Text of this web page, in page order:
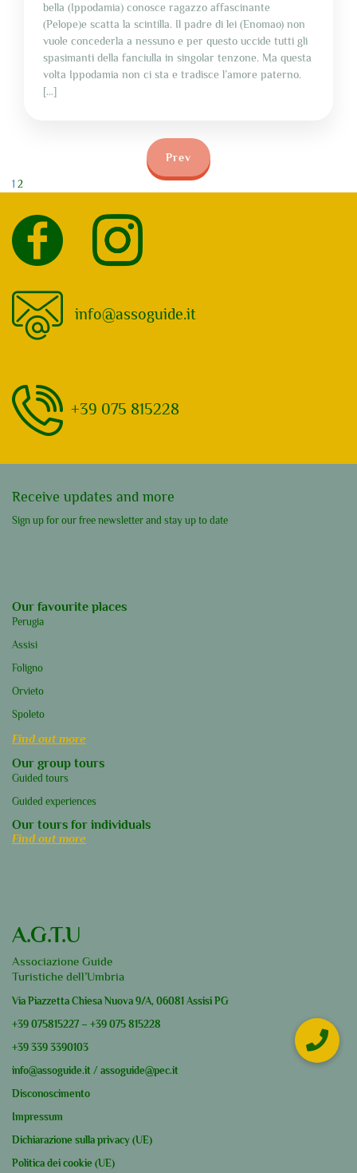
bella (Ippodamia) conosce ragazzo affascinante
(Pelope)e scatta la scintilla. Il padre di lei (Enomao) non
vuole concederla a nessuno e per questo uccide tutti gli
spasimanti della fanciulla in singolar tenzone. Ma questa
volta Ippodamia non ci sta e tradisce l’amore paterno.
[…]
Prev
1 2
info@assoguide.it
+39 075 815228
Receive updates and more
Sign up for our free newsletter and stay up to date
Our favourite places
Perugia
Assisi
Foligno
Orvieto
Spoleto
Find out more
Our group tours
Guided tours
Guided experiences
Our tours for individuals
Find out more
A.G.T.U
Associazione Guide
Turistiche dell’Umbria
Via Piazzetta Chiesa Nuova 9/A, 06081 Assisi PG
+39 075815227 – +39 075 815228
+39 339 3390103
info@assoguide.it / assoguide@pec.it
Disconoscimento
Impressum
Dichiarazione sulla privacy (UE)
Politica dei cookie (UE)